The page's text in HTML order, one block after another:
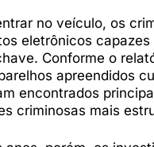
no veículo, os
eletrônicos capazes
Conforme o
apreendidos
encontrados
criminosas mais